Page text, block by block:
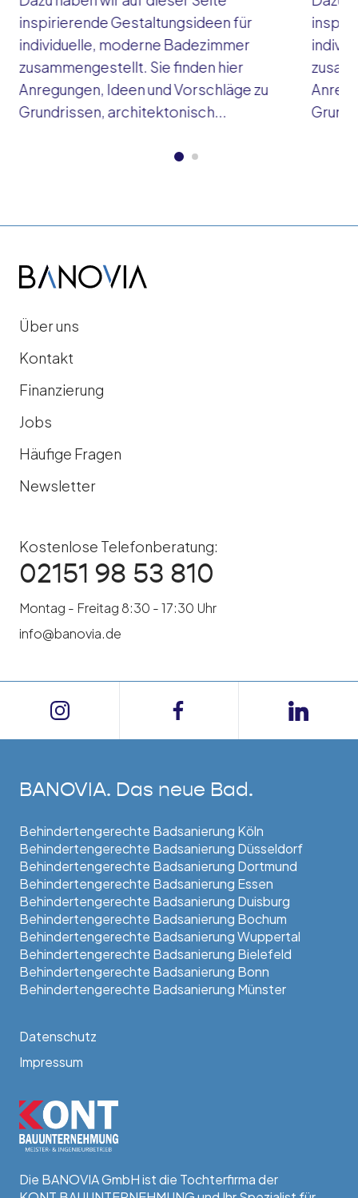
inspirierende Gestaltungsideen für
individuelle, moderne Badezimmer
zusammengestellt. Sie finden hier
Anregungen, Ideen und Vorschläge zu
Grundrissen, architektonisch...
Über uns
Kontakt
Finanzierung
Jobs
Häufige Fragen
Newsletter
Kostenlose Telefonberatung:
02151 98 53 810
Montag - Freitag 8:30 - 17:30 Uhr
info@banovia.de
BANOVIA. Das neue Bad.
Behindertengerechte Badsanierung Köln
Behindertengerechte Badsanierung Düsseldorf
Behindertengerechte Badsanierung Dortmund
Behindertengerechte Badsanierung Essen
Behindertengerechte Badsanierung Duisburg
Behindertengerechte Badsanierung Bochum
Behindertengerechte Badsanierung Wuppertal
Behindertengerechte Badsanierung Bielefeld
Behindertengerechte Badsanierung Bonn
Behindertengerechte Badsanierung Münster
Datenschutz
Impressum
Die BANOVIA GmbH ist die Tochterfirma der